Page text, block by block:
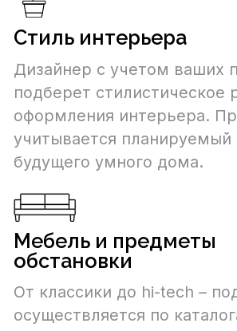
Увидеть интерьеры вашего умного
дома можно еще до начала работ. Для
этого мы разрабатываем 3D-модель,
которая полностью передает внешний
вид завершенного проекта.
Разрабатываем проектную
описывающий точное расположение
коммуникаций, датчиков и smart-
систем. Специалисты получат готовую
подробную инструкцию по монтажу и
послемонтажным отделочным
работам.